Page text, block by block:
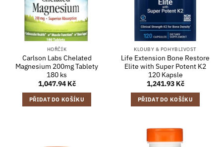
HOŘČÍK
Carlson Labs Chelated
Magnesium 200mg Tablety
180 ks
1,047.94 Kč
PŘIDAT DO KOŠÍKU
KLOUBY & POHYBLIVOST
Life Extension Bone Restore
Elite with Super Potent K2
120 Kapsle
1,241.93 Kč
PŘIDAT DO KOŠÍKU